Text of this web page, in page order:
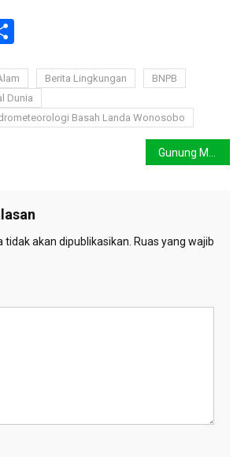
Share
Berita Lingkungan
BNPB
Dunia
Basah Landa Wonosobo
akan dipublikasikan. Ruas yang wajib